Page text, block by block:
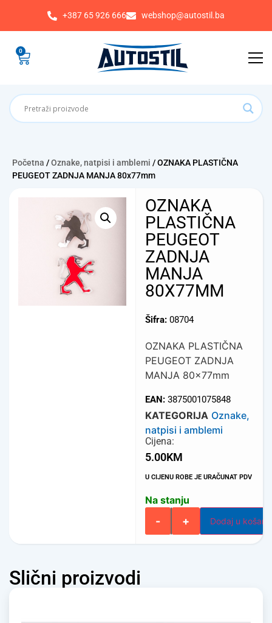
+387 65 926 666 webshop@autostil.ba
0
Početna /Oznake, natpisi i amblemi / OZNAKA PLASTIČNA
PEUGEOT ZADNJA MANJA 80x77mm
OZNAKA
PLASTIČNA
PEUGEOT
ZADNJA
MANJA
80X77MM
Šifra:08704
OZNAKA PLASTIČNA
PEUGEOT ZADNJA
MANJA 80x77mm
EAN:3875001075848
KATEGORIJA Oznake,
natpisi i amblemi
Cijena:
5.00KM
U CIJENU ROBE JE URAČUNAT PDV
Na stanju
- + Dodaj u
Slični proizvodi